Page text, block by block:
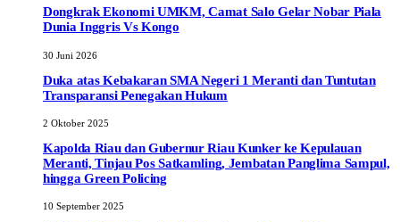
Dongkrak Ekonomi UMKM, Camat Salo Gelar Nobar Piala
Dunia Inggris Vs Kongo
30 Juni 2026
Duka atas Kebakaran SMA Negeri 1 Meranti dan Tuntutan
Transparansi Penegakan Hukum
2 Oktober 2025
Kapolda Riau dan Gubernur Riau Kunker ke Kepulauan
Meranti, Tinjau Pos Satkamling, Jembatan Panglima Sampul,
hingga Green Policing
10 September 2025